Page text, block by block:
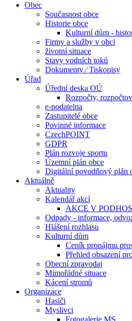
Obec
Současnost obce
Historie obce
Kulturní dům -
Firmy a služby v obci
životní situace
Stavy vodních toků
Dokumenty ⁄ Tiskopisy
Úřad
Úřední deska OÚ
Rozpočty,
e-podatelna
Zastupitelé obce
Povinné informace
CzechPOINT
GDPR
Plán rozvoje sportu
Územní plán obce
Digitální povodňový plán
Aktuálně
Aktuality
Kalendář akcí
AKCE V
Odpady - informace,
Hlášení rozhlasu
Kulturní dům
Ceník pronájmu
Přehled obsazení
Obecní zpravodaj
Mimořádné situace
Kácení stromů
Organizace
Hasiči
Myslivci
Fotogalerie MS